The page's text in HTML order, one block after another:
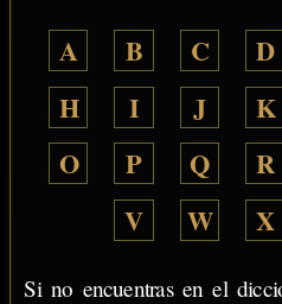
A B C D
H
I J K
O
P Q R
V
W X
Si no encuentras en el